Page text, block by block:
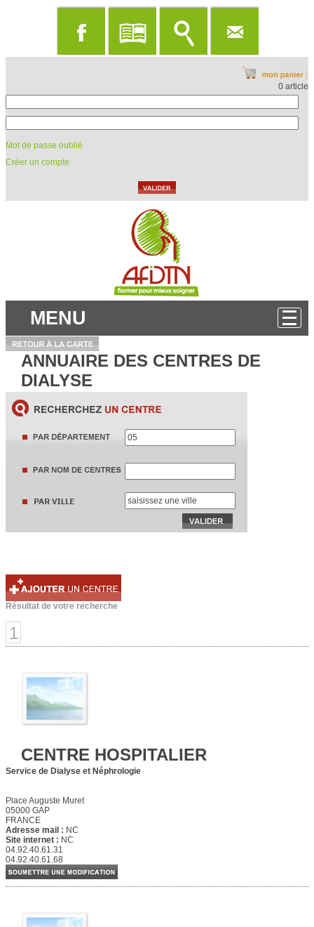
0 article
Mot de passe oublié
Créer un compte
MENU
ANNUAIRE DES CENTRES DE
DIALYSE
Résultat de votre recherche
1
CENTRE HOSPITALIER
Service de Dialyse et Néphrologie
Place Auguste Muret
05000 GAP
FRANCE
Adresse mail : NC
Site internet : NC
04.92.40.61.31
04.92.40.61.68